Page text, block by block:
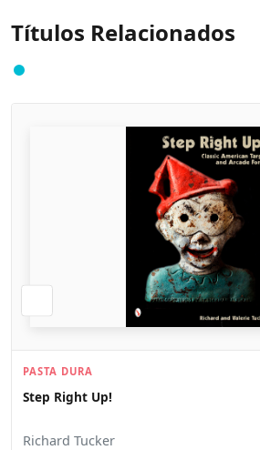
Títulos Relacionados
PASTA DURA
Step Right Up!
Richard Tucker